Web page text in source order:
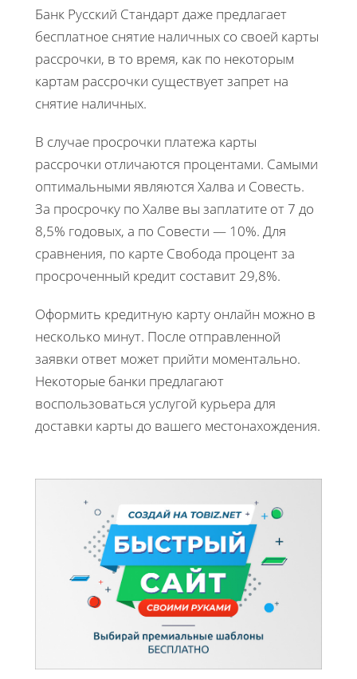
Банк Русский Стандарт даже предлагает
бесплатное снятие наличных со своей карты
рассрочки, в то время, как по некоторым
картам рассрочки существует запрет на
снятие наличных.
В случае просрочки платежа карты
рассрочки отличаются процентами. Самыми
оптимальными являются Халва и Совесть.
За просрочку по Халве вы заплатите от 7 до
8,5% годовых, а по Совести — 10%. Для
сравнения, по карте Свобода процент за
просроченный кредит составит 29,8%.
Оформить кредитную карту онлайн можно в
несколько минут. После отправленной
заявки ответ может прийти моментально.
Некоторые банки предлагают
воспользоваться услугой курьера для
доставки карты до вашего местонахождения.